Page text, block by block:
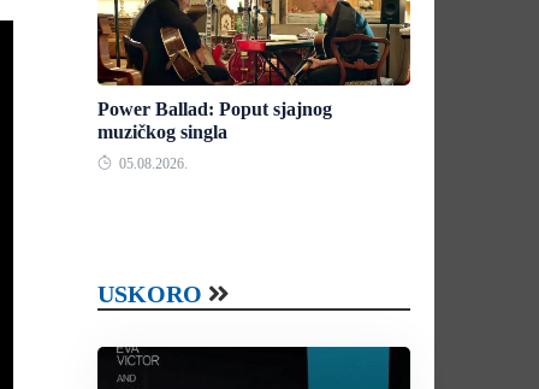
Power Ballad: Poput sjajnog
muzičkog singla
05.08.2026.
USKORO